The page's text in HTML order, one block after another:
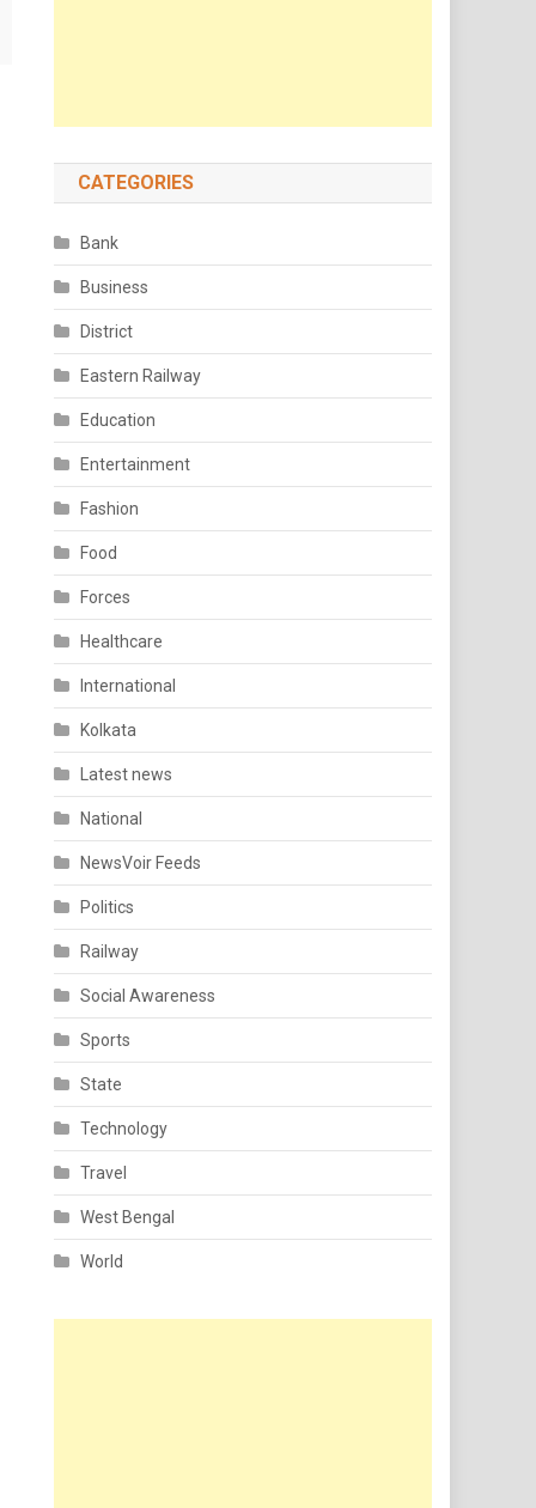
CATEGORIES
Bank
Business
District
Eastern Railway
Education
Entertainment
Fashion
Food
Forces
Healthcare
International
Kolkata
Latest news
National
NewsVoir Feeds
Politics
Railway
Social Awareness
Sports
State
Technology
Travel
West Bengal
World